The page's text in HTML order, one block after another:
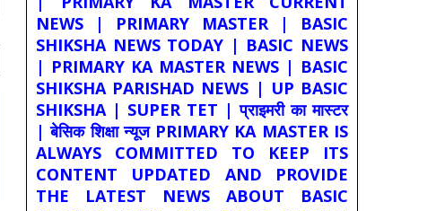
NEWS | PRIMARY MASTER | BASIC
SHIKSHA NEWS TODAY | BASIC NEWS
| PRIMARY KA MASTER NEWS | BASIC
SHIKSHA PARISHAD NEWS | UP BASIC
SHIKSHA | SUPER TET | प्राइमरी का मास्टर
| बेसिक शिक्षा न्यूज PRIMARY KA MASTER IS
ALWAYS COMMITTED TO KEEP ITS
CONTENT UPDATED AND PROVIDE
THE LATEST NEWS ABOUT BASIC